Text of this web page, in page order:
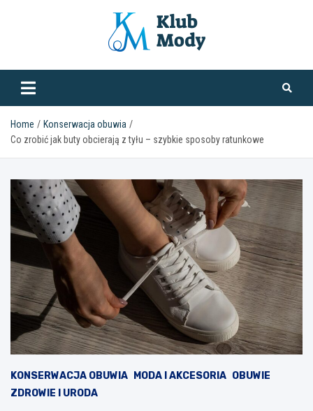
klubmody.pl
Home
Konserwacja obuwia
Co zrobić jak buty obcierają z tyłu – szybkie sposoby ratunkowe
KONSERWACJA OBUWIA MODA I AKCESORIA OBUWIE
ZDROWIE I URODA